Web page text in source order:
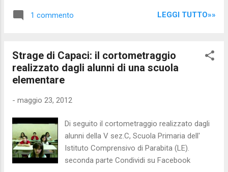
progett...
quanto conosciuto o detenuto per ragione del
denunciare eventuali casi di abusi su minori?
Dopo i molteplici "scandali pedofilia" emersi in
tutte le parti del mondo che hanno travolto il
2010 , credevamo e speravamo che su questo
parte delle autorità ecclesiastiche, dopo che è
emerso come in diversi casi alti prelati
fossero a conoscenza dei comportamenti di
alcuni sacerdoti ma non fossero intervenuti
1 commento LEGGI TUTTO»»
Strage di Capaci: il cortometraggio
realizzato dagli alunni di una scuola
elementare
- maggio 23, 2012
Di seguito il cortometraggio realizzato dagli
alunni della V sez.C, Scuola Primaria dell'
Istituto Comprensivo di Parabita (LE).
seconda parte Condividi su Facebook